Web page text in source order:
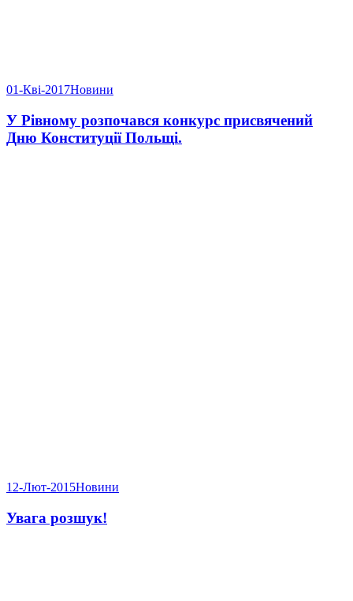
01-Кві-2017Новини
У Рівному розпочався конкурс присвячений
Дню Конституції Польщі.
12-Лют-2015Новини
Увага розшук!